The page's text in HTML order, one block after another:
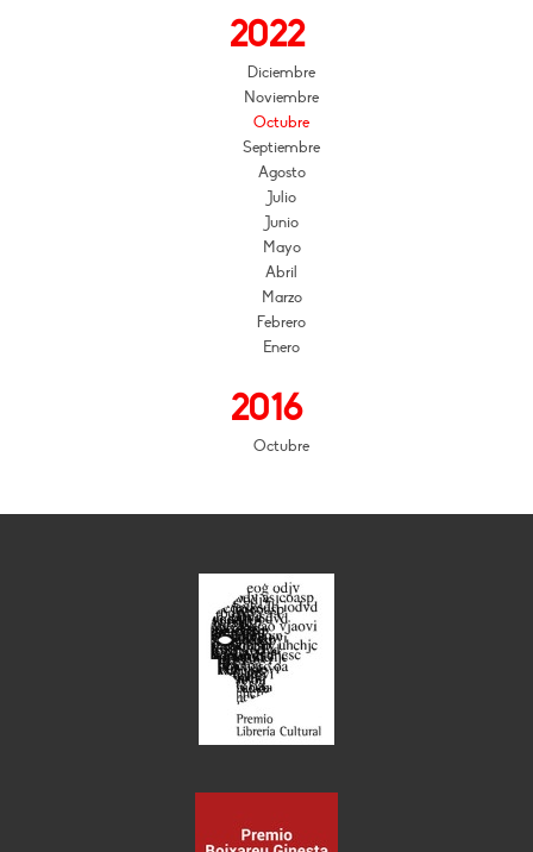
2022
Diciembre
Noviembre
Octubre
Septiembre
Agosto
Julio
Junio
Mayo
Abril
Marzo
Febrero
Enero
2016
Octubre